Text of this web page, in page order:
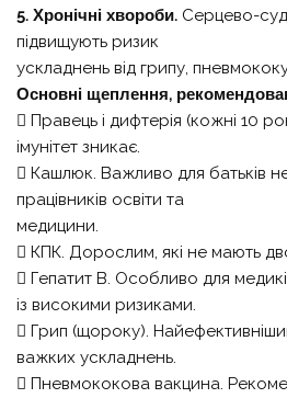
5. Хронічні хвороби. Серцево-
підвищують ризик
ускладнень від грипу,
Основні щеплення,
 Правець і дифтерія (кожні 10
імунітет зникає.
 Кашлюк. Важливо для батьків
працівників освіти та
медицини.
 КПК. Дорослим, які не мають
 Гепатит В. Особливо для
із високими ризиками.
 Грип (щороку).
важких ускладнень.
 Пневмококова вакцина.